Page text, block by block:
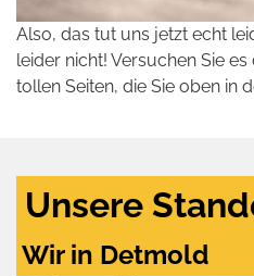
Also, das tut uns jetzt echt
leider nicht! Versuchen Sie
tollen Seiten, die Sie oben in
Unsere
Wir in Detmold